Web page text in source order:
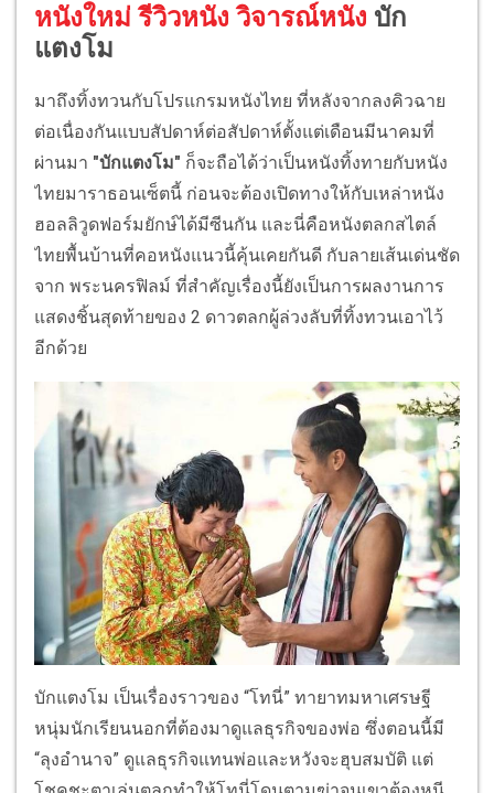
หนังใหม่ รีวิวหนัง วิจารณ์หนัง บัก
แตงโม
มาถึงทิ้งทวนกับโปรแกรมหนังไทย ที่หลังจากลงคิวฉาย
ต่อเนื่องกันแบบสัปดาห์ต่อสัปดาห์ตั้งแต่เดือนมีนาคมที่
ผ่านมา "บักแตงโม" ก็จะถือได้ว่าเป็นหนังทิ้งทายกับหนัง
ไทยมาราธอนเซ็ตนี้ ก่อนจะต้องเปิดทางให้กับเหล่าหนัง
ฮอลลิวูดฟอร์มยักษ์ได้มีซีนกัน และนี่คือหนังตลกสไตล์
ไทยพื้นบ้านที่คอหนังแนวนี้คุ้นเคยกันดี กับลายเส้นเด่นชัด
จาก พระนครฟิลม์ ที่สำคัญเรื่องนี้ยังเป็นการผลงานการ
แสดงชิ้นสุดท้ายของ 2 ดาวตลกผู้ล่วงลับที่ทิ้งทวนเอาไว้
อีกด้วย
บักแตงโม เป็นเรื่องราวของ “โทนี่” ทายาทมหาเศรษฐี
หนุ่มนักเรียนนอกที่ต้องมาดูแลธุรกิจของพ่อ ซึ่งตอนนี้มี
“ลุงอำนาจ” ดูแลธุรกิจแทนพ่อและหวังจะฮุบสมบัติ แต่